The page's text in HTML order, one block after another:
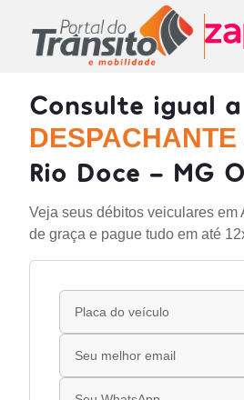
Consulte igual
DESPACHANTE
Rio Doce - MG
Veja seus débitos veiculares em
de graça e pague tudo em até